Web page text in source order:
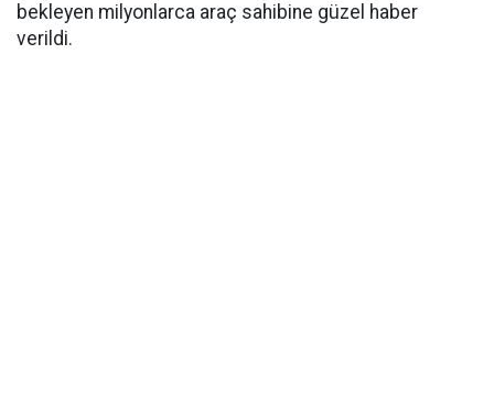
bekleyen milyonlarca araç sahibine güzel haber
verildi.